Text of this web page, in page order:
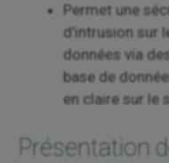
Permet une
d’intrusion sur
données via
base de
en claire sur le
Présentation